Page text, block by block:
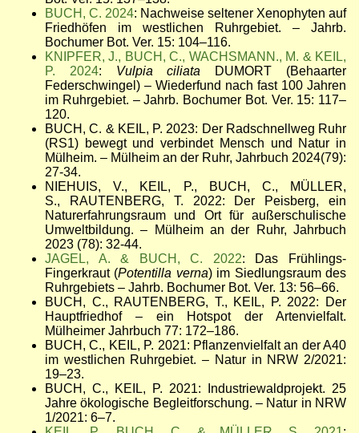
BUCH, C. 2024: Nachweise seltener Xenophyten auf
Friedhöfen im westlichen Ruhrgebiet. – Jahrb.
Bochumer Bot. Ver. 15: 104–116.
KNIPFER, J., BUCH, C., WACHSMANN., M. & KEIL,
P. 2024: Vulpia ciliata DUMORT (Behaarter
Federschwingel) – Wiederfund nach fast 100 Jahren
im Ruhrgebiet. – Jahrb. Bochumer Bot. Ver. 15: 117–
120.
BUCH, C. & KEIL, P. 2023: Der Radschnellweg Ruhr
(RS1) bewegt und verbindet Mensch und Natur in
Mülheim. – Mülheim an der Ruhr, Jahrbuch 2024(79):
27-34.
NIEHUIS, V., KEIL, P., BUCH, C., MÜLLER,
S., RAUTENBERG, T. 2022: Der Peisberg, ein
Naturerfahrungsraum und Ort für außerschulische
Umweltbildung.– Mülheim an der Ruhr, Jahrbuch
2023 (78): 32-44.
JAGEL, A. & BUCH, C. 2022: Das Frühlings-
Fingerkraut (Potentilla verna) im Siedlungsraum des
Ruhrgebiets – Jahrb. Bochumer Bot. Ver. 13: 56–66.
BUCH, C., RAUTENBERG, T., KEIL, P. 2022: Der
Hauptfriedhof – ein Hotspot der Artenvielfalt.
Mülheimer Jahrbuch 77: 172–186.
BUCH, C., KEIL, P. 2021: Pflanzenvielfalt an der A40
im westlichen Ruhrgebiet. – Natur in NRW 2/2021:
19–23.
BUCH, C., KEIL, P. 2021: Industriewaldprojekt. 25
Jahre ökologische Begleitforschung. – Natur in NRW
1/2021: 6–7.